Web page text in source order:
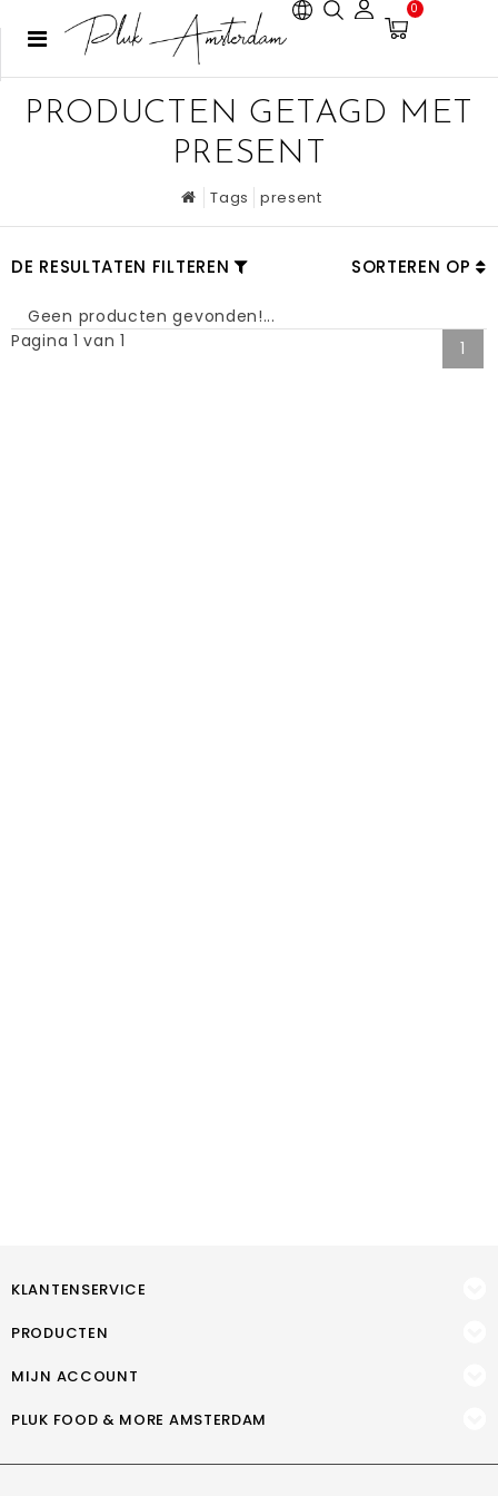
0
PRODUCTEN GETAGD MET
PRESENT
Tags present
DE RESULTATEN FILTEREN SORTEREN OP
Geen producten gevonden!...
Pagina 1 van 1
1
KLANTENSERVICE
PRODUCTEN
MIJN ACCOUNT
PLUK FOOD & MORE AMSTERDAM